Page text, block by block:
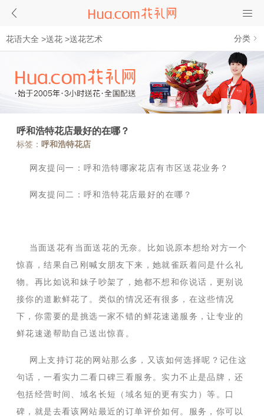
花语大全 >送花 >送花艺术 分类
呼和浩特花店最好的在哪？
标签： 呼和浩特花店
网友提问一：呼和浩特哪家花店有市区送花业务？
网友提问二：呼和浩特花店最好的在哪？
当面送花有当面送花的无奈。比如说原本想给对方一个
惊喜，结果自己刚喊女朋友下来，她就雀跃着问是什么礼
物。再比如说和妹子吵架了，她都不想和你说话，更别说
接你的道歉鲜花了。类似的情况还有很多，在这些情况
下，你需要的是挑选一家不错的鲜花速递服务，让专业的
鲜花速递帮助自己送出惊喜。
网上支持订花的网站那么多，又该如何选择呢？记住这
句话，一看实力二看口碑三看服务。实力不止是品牌，还
包括经营时间、域名长短（域名短的更有实力）等。口
碑，就是去看该网站最近的订单评价如何。服务，你可以